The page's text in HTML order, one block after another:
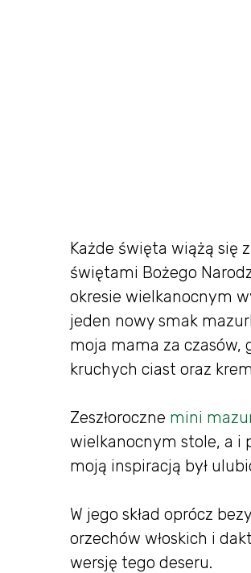
Każde święta wiążą się
świętami Bożego
okresie wielkanocnym
jeden nowy smak
moja mama za czasów,
kruchych ciast oraz
Zeszłoroczne mini
wielkanocnym stole, a i
moją inspiracją był
W jego skład oprócz
orzechów włoskich i
wersję tego deseru.